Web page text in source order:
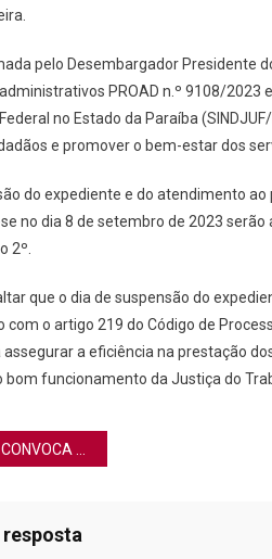
pelo Desembargador Presidente
PROAD n.º 9108/
no Estado da Paraíba
e promover o bem-estar dos
do expediente e do atendimento
no dia 8 de setembro de 2023
2º.
que o dia de suspensão do
com o artigo 219 do Código de
assegurar a eficiência na prestação
bom funcionamento da Justiça do
de Post
ELEIÇÃO DE DELEGADOS SINDICAIS
resposta